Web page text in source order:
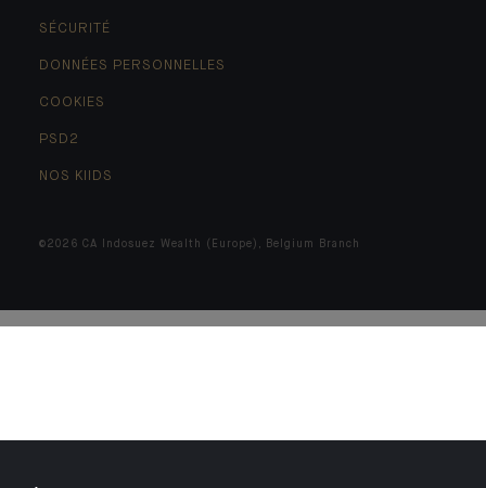
SÉCURITÉ
DONNÉES PERSONNELLES
COOKIES
PSD2
NOS KIIDS
©2026 CA Indosuez Wealth (Europe), Belgium Branch